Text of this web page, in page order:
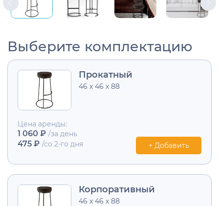
Выберите комплектацию
Прокатный
46 х 46 х 88
Цена аренды:
1 060 ₽ /за день
475 ₽ /со 2-го дня + Добавить
Корпоративный
46 х 46 х 88